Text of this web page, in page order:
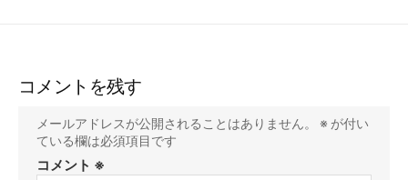
コメントを残す
メールアドレスが公開されることはありません。 ※ が付い
ている欄は必須項目です
コメント ※